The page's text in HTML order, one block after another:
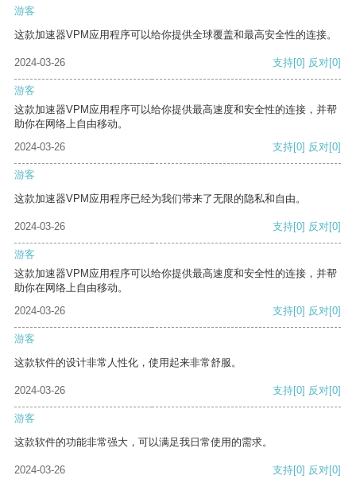
游客
这款加速器VPM应用程序可以给你提供全球覆盖和最高安全性的连接。
2024-03-26 支持[0] 反对[0]
游客
这款加速器VPM应用程序可以给你提供最高速度和安全性的连接，并帮
助你在网络上自由移动。
2024-03-26
支持[0] 反对[0]
游客
这款加速器VPM应用程序已经为我们带来了无限的隐私和自由。
2024-03-26 支持[0] 反对[0]
游客
这款加速器VPM应用程序可以给你提供最高速度和安全性的连接，并帮
助你在网络上自由移动。
2024-03-26
支持[0] 反对[0]
游客
这款软件的设计非常人性化，使用起来非常舒服。
2024-03-26 支持[0] 反对[0]
游客
这款软件的功能非常强大，可以满足我日常使用的需求。
2024-03-26 支持[0] 反对[0]